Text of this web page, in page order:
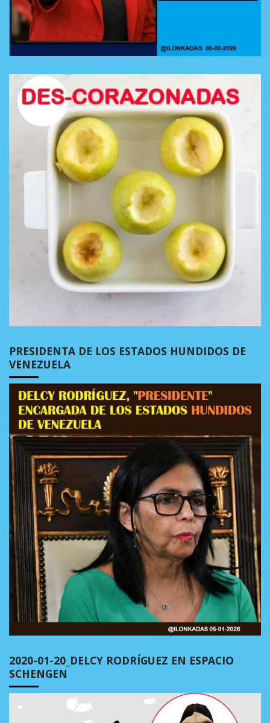
PRESIDENTA DE LOS ESTADOS HUNDIDOS DE
VENEZUELA
2020-01-20_DELCY RODRÍGUEZ EN ESPACIO
SCHENGEN